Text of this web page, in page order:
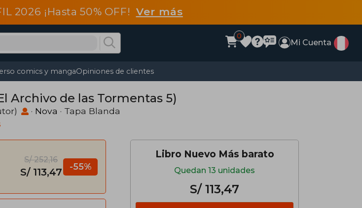
2026 ¡Hasta 50% OFF! Ver más
0
Mi Cuenta
comics y mangaOpiniones de clientes
Archivo de las Tormentas 5)
· Nova · Tapa Blanda
S/ 252,16
S/ 113,47 -55%
Libro Nuevo Más barato
Quedan 13 unidades
S/ 113,47